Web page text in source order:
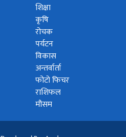
शिक्षा
कृषि
रोचक
पर्यटन
विकास
अन्तर्वार्ता
फोटो फिचर
राशिफल
मौसम